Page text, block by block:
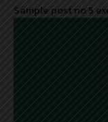
Sample post no 5